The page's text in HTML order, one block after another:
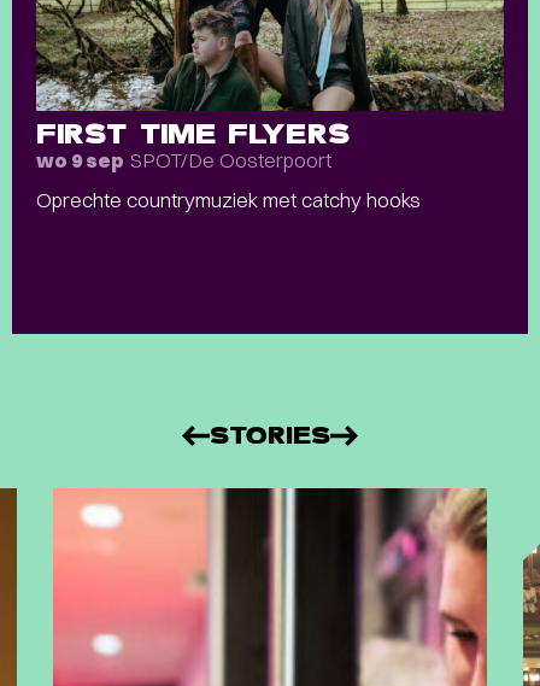
FIRST TIME FLYERS
wo 9 sep SPOT/De Oosterpoort
Oprechte countrymuziek met catchy hooks
STORIES